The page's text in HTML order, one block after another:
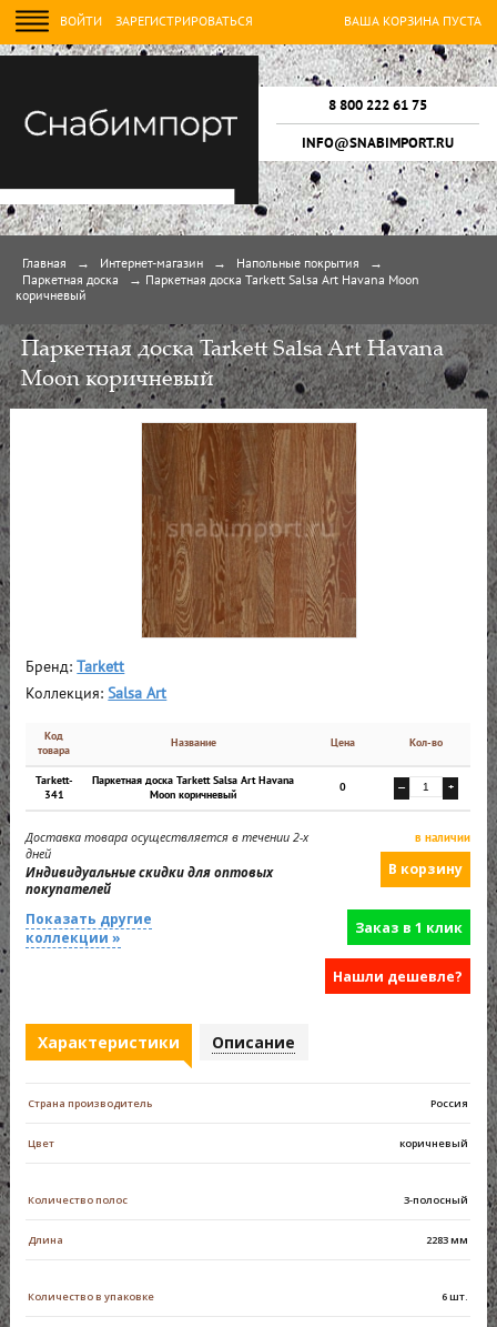
ВОЙТИ ЗАРЕГИСТРИРОВАТЬСЯ ВАША КОРЗИНА ПУСТА
8 800 222 61 75
INFO@SNABIMPORT.RU
Главная → Интернет-магазин → Напольные покрытия
→
Паркетная доска
→
Паркетная доска Tarkett Salsa Art Havana Moon
коричневый
Паркетная доска Tarkett Salsa Art Havana
Moon коричневый
Бренд:
Tarkett
Коллекция:Salsa Art
Код
товара
Название Цена Кол-во
Tarkett-
341
Паркетная доска Tarkett Salsa Art Havana
Moon коричневый
0 — +
Доставка товара осуществляется в течении 2-х
дней
Индивидуальные скидки для оптовых
покупателей
в наличии
Показать другие
коллекции »
Заказ в 1 клик
Нашли дешевле?
Характеристики Описание
Страна производитель Россия
Цвет коричневый
Количество полос 3-полосный
Длина 2283 мм
Количество в упаковке 6 шт.